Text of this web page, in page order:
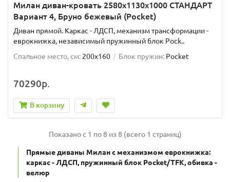
Милан диван-кровать 2580х1130х1000 СТАНДАРТ
Вариант 4, Бруно бежевый (Pocket)
Диван прямой. Каркас - ЛДСП, механизм трансформации -
еврокнижка, независимый пружинный блок Pock..
Спальное место, см: 200x160 Блок пружин: Pocket
70290р.
В корзину
Показано с 1 по 8 из 8 (всего 1 страниц)
Прямые диваны Милан с механизмом еврокнижка:
каркас - ЛДСП, пружинный блок Pocket/TFK, обивка -
велюр